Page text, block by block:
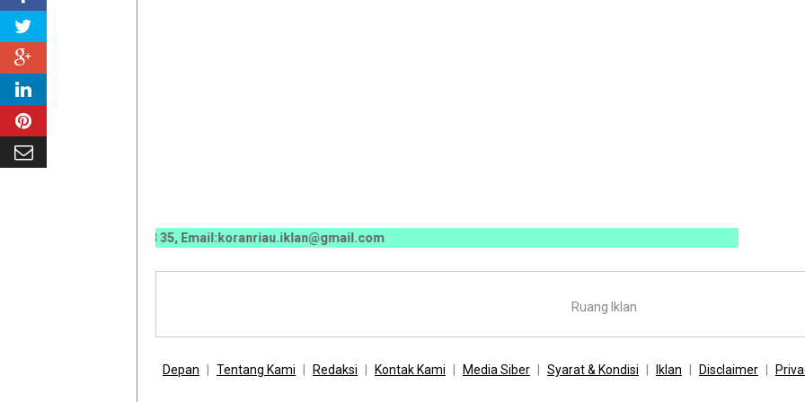
0070 / 0811 7673 35, Email:koranriau.iklan@gmail.com
Ruang Iklan
Depan Tentang Kami Redaksi Kontak Kami Media Siber Syarat & Kondisi Iklan Disclaimer